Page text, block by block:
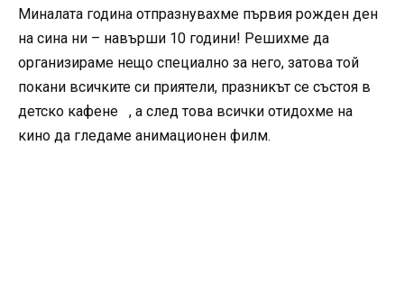
Миналата година отпразнувахме първия рожден ден
на сина ни – навърши 10 години! Решихме да
организираме нещо специално за него, затова той
покани всичките си приятели, празникът се състоя в
детско кафене , а след това всички отидохме на
кино да гледаме анимационен филм.